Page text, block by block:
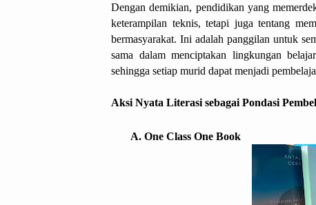
Dengan demikian, pendidikan yang
keterampilan teknis, tetapi juga tentang
bermasyarakat. Ini adalah panggilan untuk
sama dalam menciptakan lingkungan
sehingga setiap murid dapat menjadi
Aksi Nyata Literasi sebagai Pondasi
One Class One Book